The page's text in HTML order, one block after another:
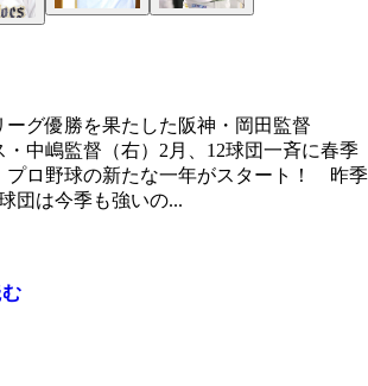
オリックス・中嶋監督（右）
ックスに移籍した西川の穴埋めを期待さ
髙橋光（右）。平良を加えた先発3本柱は
ーグ優勝を果たした阪神・岡田監督
・中嶋監督（右）2月、12球団一斉に春季
プロ野球の新たな一年がスタート！ 昨季
団は今季も強いの...